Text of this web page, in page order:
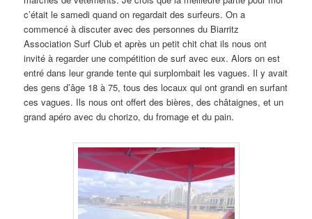
c’était le samedi quand on regardait des surfeurs. On a
commencé à discuter avec des personnes du Biarritz
Association Surf Club et après un petit chit chat ils nous ont
invité à regarder une compétition de surf avec eux. Alors on est
entré dans leur grande tente qui surplombait les vagues. Il y avait
des gens d’âge 18 à 75, tous des locaux qui ont grandi en surfant
ces vagues. Ils nous ont offert des bières, des châtaignes, et un
grand apéro avec du chorizo, du fromage et du pain.